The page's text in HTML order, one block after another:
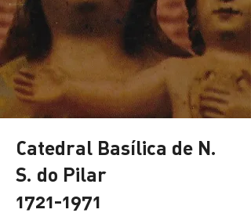
Catedral Basílica de N.
S. do Pilar
1721-1971